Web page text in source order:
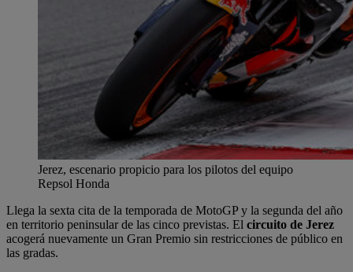
Jerez, escenario propicio para los pilotos del equipo
Repsol Honda
Llega la sexta cita de la temporada de MotoGP y la segunda del año
en territorio peninsular de las cinco previstas. El circuito de Jerez
acogerá nuevamente un Gran Premio sin restricciones de público en
las gradas.